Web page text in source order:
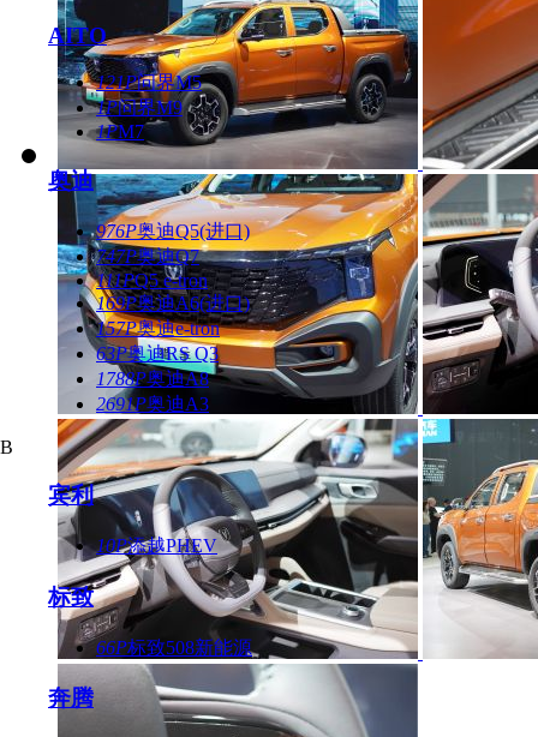
AITO
121P问界M5
1P问界M9
1PM7
奥迪
976P奥迪Q5(进口)
747P奥迪Q7
111PQ5 e-tron
169P奥迪A6(进口)
157P奥迪e-tron
63P奥迪RS Q3
1788P奥迪A8
2691P奥迪A3
B
宾利
10P添越PHEV
标致
66P标致508新能源
奔腾